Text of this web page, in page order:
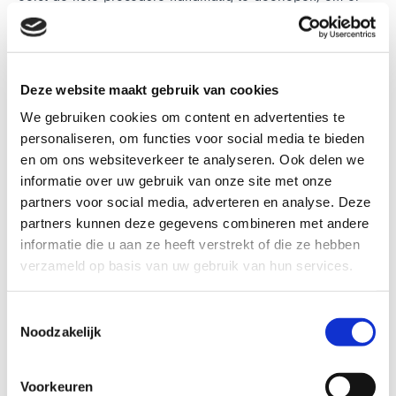
Deze website maakt gebruik van cookies
We gebruiken cookies om content en advertenties te
personaliseren, om functies voor social media te bieden
en om ons websiteverkeer te analyseren. Ook delen we
informatie over uw gebruik van onze site met onze
partners voor social media, adverteren en analyse. Deze
partners kunnen deze gegevens combineren met andere
informatie die u aan ze heeft verstrekt of die ze hebben
verzameld op basis van uw gebruik van hun services.
Noodzakelijk
Voorkeuren
vervolgens achter te komen wat de status van je aanvraag
of declaratie is. Alles gaat nu veel sneller en efficiënter.”
Aanvragen in 2023 of 2024
“Eén ding is nog belangrijk om te vermelden. Als je voor
einde van dit jaar een vergoeding wilt aanvragen, maar
het opleidings- of EVC-traject start in 2024, dan kun je die
vergoeding pas na 1 januari aanvragen via Mijn OOC.
Start het opleidings- of EVC-traject nog dit jaar, dan geldt
de oude handmatige procedure. En moet je nog een
aanvraag- en declaratieformulier indienen.”
gebruikersvriendelijk als mogelijk ingericht”, besluit Van
telefonisch contact opnemen met een van de medewerkers